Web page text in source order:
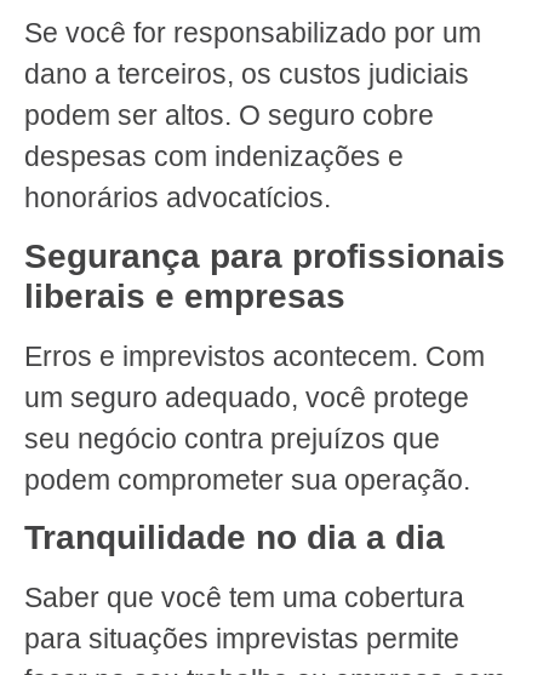
Se você for responsabilizado por um
dano a terceiros, os custos judiciais
podem ser altos. O seguro cobre
despesas com indenizações e
honorários advocatícios.
Segurança para profissionais
liberais e empresas
Erros e imprevistos acontecem. Com
um seguro adequado, você protege
seu negócio contra prejuízos que
podem comprometer sua operação.
Tranquilidade no dia a dia
Saber que você tem uma cobertura
para situações imprevistas permite